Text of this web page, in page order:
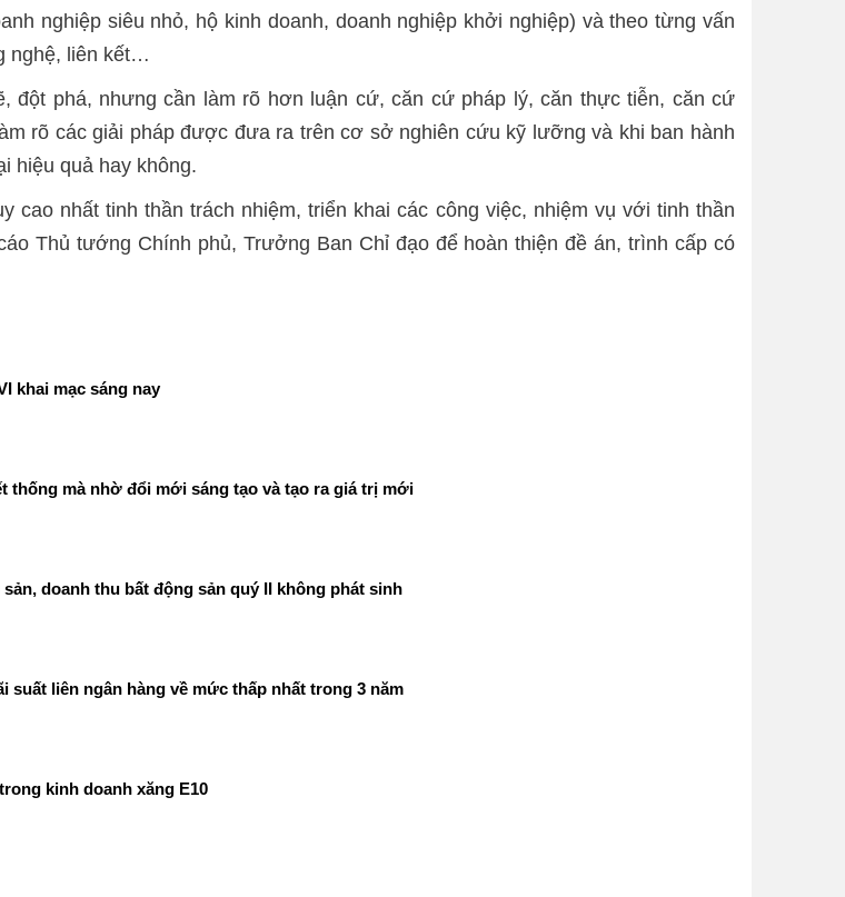
nghiệp siêu nhỏ, hộ kinh doanh, doanh nghiệp khởi nghiệp) và theo từng vấn
nghệ, liên kết…
đột phá, nhưng cần làm rõ hơn luận cứ, căn cứ pháp lý, căn thực tiễn, căn cứ
rõ các giải pháp được đưa ra trên cơ sở nghiên cứu kỹ lưỡng và khi ban hành
hiệu quả hay không.
cao nhất tinh thần trách nhiệm, triển khai các công việc, nhiệm vụ với tinh thần
Thủ tướng Chính phủ, Trưởng Ban Chỉ đạo để hoàn thiện đề án, trình cấp có
khai mạc sáng nay
thống mà nhờ đổi mới sáng tạo và tạo ra giá trị mới
doanh thu bất động sản quý II không phát sinh
suất liên ngân hàng về mức thấp nhất trong 3 năm
kinh doanh xăng E10